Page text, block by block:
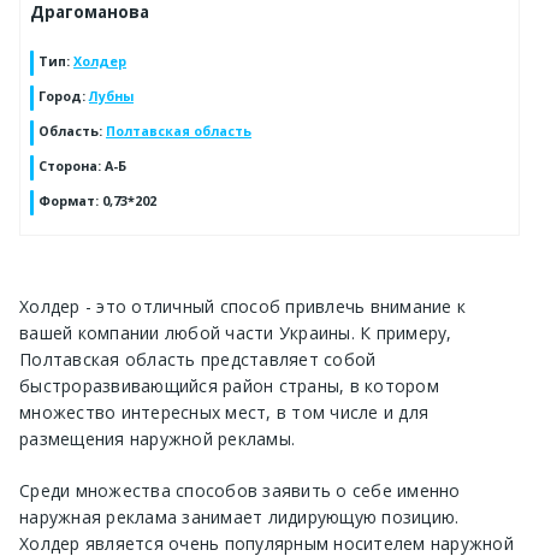
Драгоманова
Тип: Холдер
Город:Лубны
Область: Полтавская область
Сторона: А-Б
Формат: 0,73*202
Холдер - это отличный способ привлечь внимание к
вашей компании любой части Украины. К примеру,
Полтавская область представляет собой
быстроразвивающийся район страны, в котором
множество интересных мест, в том числе и для
размещения наружной рекламы.
Среди множества способов заявить о себе именно
наружная реклама занимает лидирующую позицию.
Холдер является очень популярным носителем наружной